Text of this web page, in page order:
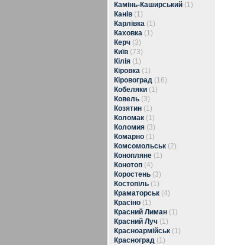
Камінь-Каширський (1)
Канів (1)
Карлівка (1)
Каховка (1)
Керч (3)
Київ (73)
Кілія (1)
Кіровка (1)
Кіровоград (16)
Кобеляки (1)
Ковель (3)
Козятин (1)
Коломак (1)
Коломия (3)
Комарно (1)
Комсомольськ (2)
Конопляне (1)
Конотоп (4)
Коростень (3)
Костопіль (1)
Краматорськ (4)
Красіно (1)
Красний Лиман (1)
Красний Луч (1)
Красноармійськ (1)
Красноград (1)